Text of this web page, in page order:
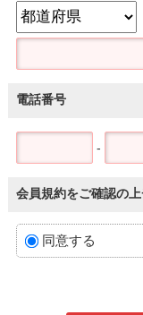
電話番号
-
会員規約をご確認の
同意する